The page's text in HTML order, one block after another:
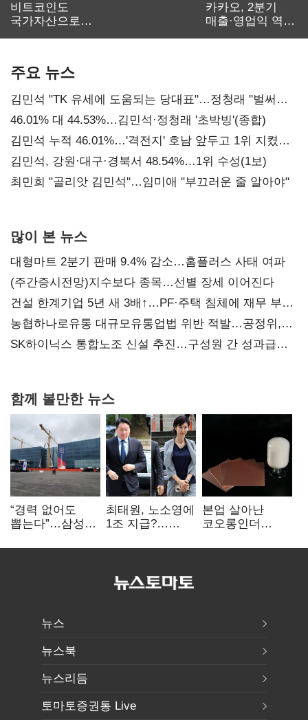
비트코인도
국가자산으로…'
카카오, 2분기
매출·영업익 역대
주요 뉴스
김민석 "TK 유세에 도움되는 당대표"…정청래 "벌써
대표된 양 당직 배분"
46.01% 대 44.53%…김민석·정청래 '초박빙'(종합)
김민석 누적 46.01%…'격전지' 호남 앞두고 1위 지켰다
(2보)
김민석, 강원·대구·경북서 48.54%…1위 수성(1보)
최민희 "골리앗 김민석"…임미애 "부끄러운 줄 알아야"
많이 본 뉴스
대형마트 2분기 판매 9.4% 감소…홈플러스 사태 여파
(주간증시전망)지수보다 종목…선별 장세 이어진다
건설 한계기업 5년 새 3배↑…PF·주택 침체에 재무 부담
확대
농협하나로유통 대규모유통업법 위반 적발…공정위,
과징금 4억6200만원 부과
SK하이닉스 통합노조 신설 추진…구성원 간 성과급
함께 볼만한 뉴스
“경력 없어도
뽑는다”…삼성
반도체 인재
최태원, 노소영에
1조 지급?…
본업 살아난
코오롱인더
배터리 소재로
뉴스
뉴스북
뉴스리듬
토마토증권통 Live